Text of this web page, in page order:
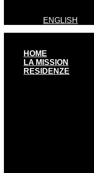
ENGLISH
HOME
LA MISSION
RESIDENZE